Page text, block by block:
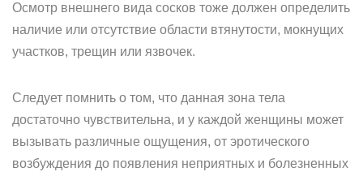
Осмотр внешнего вида сосков тоже должен определить
наличие или отсутствие области втянутости, мокнущих
участков, трещин или язвочек.
Следует помнить о том, что данная зона тела
достаточно чувствительна, и у каждой женщины может
вызывать различные ощущения, от эротического
возбуждения до появления неприятных и болезненных